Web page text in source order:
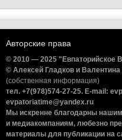
Авторские права
© 2010 — 2025 "Евпаторийское
© Алексей Гладков и Валентина
(собственная информация)
тел. +7(978)574-27-25. E-mail:
evpatoriatime@yandex.ru
Мы искренне благодарны
и медиакомпаниям, любезно
материалы для публикации на